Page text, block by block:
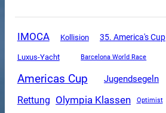
IMOCA Kollision 35. America's Cup
Luxus-Yacht Barcelona World Race
Americas Cup Jugendsegeln
Rettung Olympia Klassen Optimist